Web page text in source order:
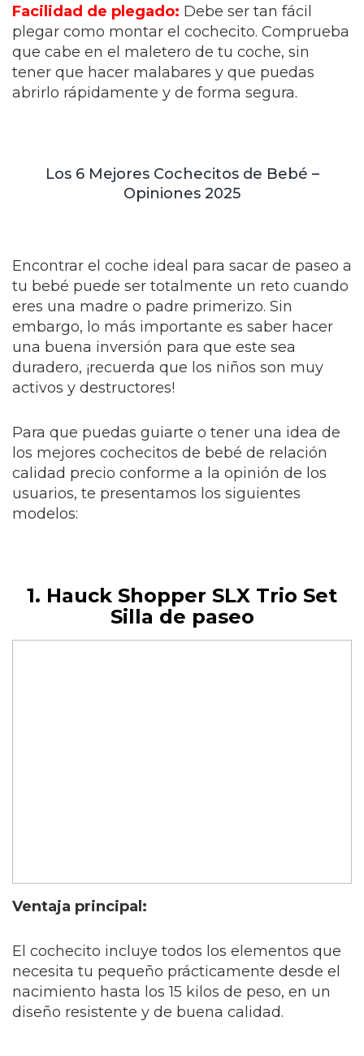
Facilidad de plegado: Debe ser tan fácil
plegar como montar el cochecito. Comprueba
que cabe en el maletero de tu coche, sin
tener que hacer malabares y que puedas
abrirlo rápidamente y de forma segura.
Los 6 Mejores Cochecitos de Bebé –
Opiniones 2025
Encontrar el coche ideal para sacar de paseo a
tu bebé puede ser totalmente un reto cuando
eres una madre o padre primerizo. Sin
embargo, lo más importante es saber hacer
una buena inversión para que este sea
duradero, ¡recuerda que los niños son muy
activos y destructores!
Para que puedas guiarte o tener una idea de
los mejores cochecitos de bebé de relación
calidad precio conforme a la opinión de los
usuarios, te presentamos los siguientes
modelos:
1. Hauck Shopper SLX Trio Set
Silla de paseo
Ventaja principal:
El cochecito incluye todos los elementos que
necesita tu pequeño prácticamente desde el
nacimiento hasta los 15 kilos de peso, en un
diseño resistente y de buena calidad.